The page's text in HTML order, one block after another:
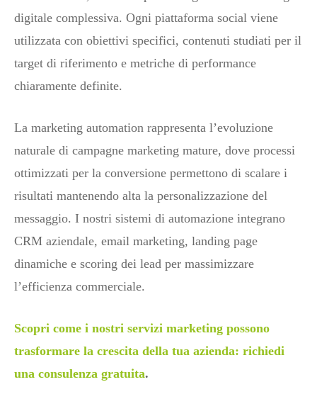
digitale complessiva. Ogni piattaforma social viene
utilizzata con obiettivi specifici, contenuti studiati per il
target di riferimento e metriche di performance
chiaramente definite.
La marketing automation rappresenta l’evoluzione
naturale di campagne marketing mature, dove processi
ottimizzati per la conversione permettono di scalare i
risultati mantenendo alta la personalizzazione del
messaggio. I nostri sistemi di automazione integrano
CRM aziendale, email marketing, landing page
dinamiche e scoring dei lead per massimizzare
l’efficienza commerciale.
Scopri come i nostri servizi marketing possono
trasformare la crescita della tua azienda: richiedi
una consulenza gratuita.